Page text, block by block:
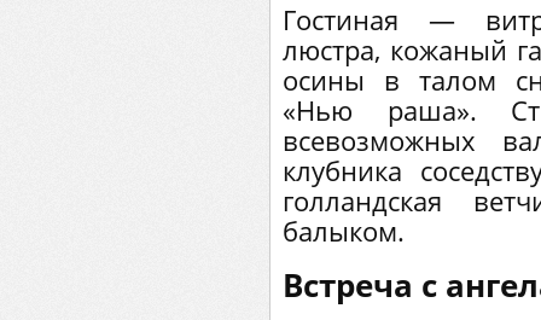
Гостиная —
люстра, кожаный
осины в талом
«Нью раша».
всевозможных
клубника
голландская
балыком.
Встреча с